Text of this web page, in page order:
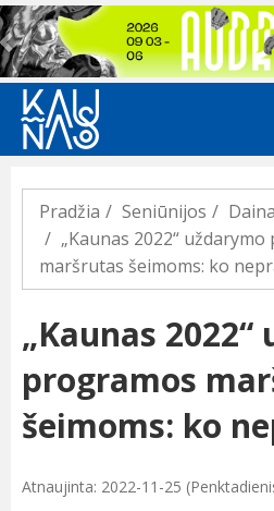
Previous
Pradžia Seniūnijos
„Kaunas 2022“
maršrutas šeimoms: ko
„Kaunas
programos
šeimoms: ko
Atnaujinta: 2022-11-25